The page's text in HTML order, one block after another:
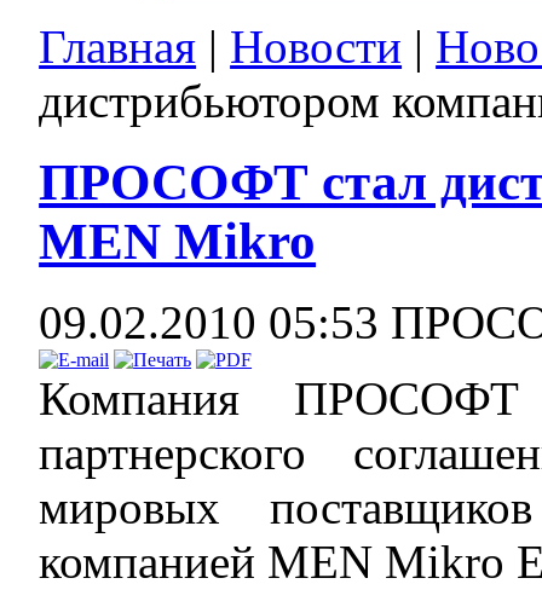
Главная | Новости |
дистрибьютором
ПРОСОФТ стал
MEN Mikro
09.02.2010 05:53
Компания ПРОСОФТ
партнерского
мировых
компанией MEN Mikro